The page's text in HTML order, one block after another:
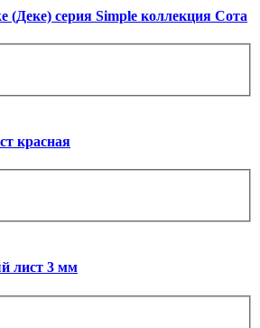
(Деке) серия Simple коллекция Сота
красная
лист 3 мм